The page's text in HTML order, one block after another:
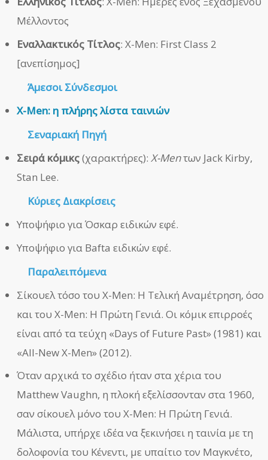
Μέλλοντος
Εναλλακτικός Τίτλος: X-Men: First Class 2
[ανεπίσημος]
ΆμεσοιΣύνδεσμοι
X-Men: η πλήρης λίστα ταινιών
Σεναριακή Πηγή
Σειρά κόμικς(χαρακτήρες):X-Menτων Jack Kirby,
Stan Lee.
Κύριες Διακρίσεις
Υποψήφιο για Όσκαρ ειδικών εφέ.
Υποψήφιο για Bafta ειδικών εφέ.
Παραλειπόμενα
Σίκουελ τόσο του X-Men: Η Τελική Αναμέτρηση, όσο
και του X-Men: Η Πρώτη Γενιά. Οι κόμικ επιρροές
είναι από τα τεύχη «Days of Future Past» (1981) και
«All-New X-Men» (2012).
Όταν αρχικά το σχέδιο ήταν στα χέρια του
Matthew Vaughn, η πλοκή εξελίσσονταν στα 1960,
σαν σίκουελ μόνο του X-Men: Η Πρώτη Γενιά.
Μάλιστα, υπήρχε ιδέα να ξεκινήσει η ταινία με τη
δολοφονία του Κένεντι, με υπαίτιο τον Μαγκνέτο,